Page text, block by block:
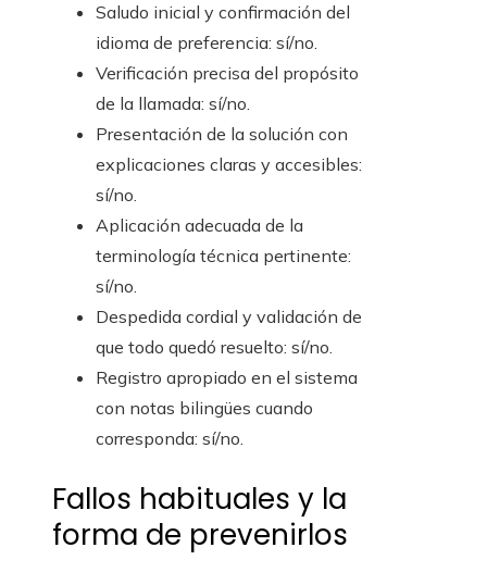
Saludo inicial y confirmación del
idioma de preferencia: sí/no.
Verificación precisa del propósito
de la llamada: sí/no.
Presentación de la solución con
explicaciones claras y accesibles:
sí/no.
Aplicación adecuada de la
terminología técnica pertinente:
sí/no.
Despedida cordial y validación de
que todo quedó resuelto: sí/no.
Registro apropiado en el sistema
con notas bilingües cuando
corresponda: sí/no.
Fallos habituales y la
forma de prevenirlos